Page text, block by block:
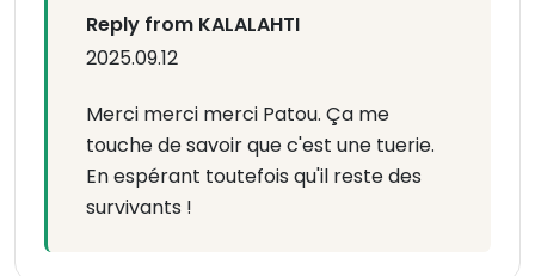
Reply from KALALAHTI
2025.09.12
Merci merci merci Patou. Ça me
touche de savoir que c'est une tuerie.
En espérant toutefois qu'il reste des
survivants !